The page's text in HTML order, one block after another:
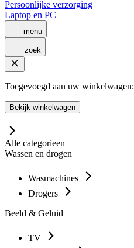
Persoonlijke verzorging
Laptop en PC
menu
zoek
Toegevoegd aan uw winkelwagen:
Bekijk winkelwagen
Alle categorieen
Wassen en drogen
Wasmachines
Drogers
Beeld & Geluid
TV